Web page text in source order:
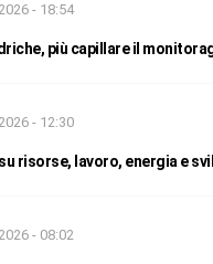
- 18:54
più capillare il
- 12:30
risorse, lavoro, energia e
- 08:02